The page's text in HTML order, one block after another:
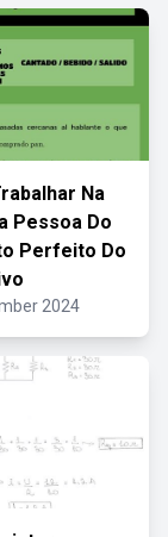
Na
Pessoa Do
Perfeito Do
2024